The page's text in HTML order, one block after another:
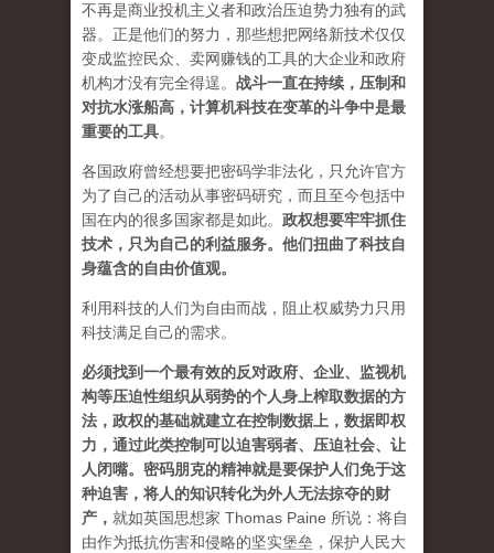
不再是商业投机主义者和政治压迫势力独有的武
器。正是他们的努力，那些想把网络新技术仅仅
变成监控民众、卖网赚钱的工具的大企业和政府
机构才没有完全得逞。 战斗一直在持续，压制和
对抗水涨船高，计算机科技在变革的斗争中是最
重要的工具。
各国政府曾经想要把密码学非法化，只允许官方
为了自己的活动从事密码研究，而且至今包括中
国在内的很多国家都是如此。 政权想要牢牢抓住
技术，只为自己的利益服务。他们扭曲了科技自
身蕴含的自由价值观。
利用科技的人们为自由而战，阻止权威势力只用
科技满足自己的需求。
必须找到一个最有效的反对政府、企业、监视机
构等压迫性组织从弱势的个人身上榨取数据的方
法，政权的基础就建立在控制数据上，数据即权
力，通过此类控制可以迫害弱者、压迫社会、让
人闭嘴。密码朋克的精神就是要保护人们免于这
种迫害，将人的知识转化为外人无法掠夺的财
产 ， 就如英国思想家 Thomas Paine 所说：将自
由作为抵抗伤害和侵略的坚实堡垒，保护人民大